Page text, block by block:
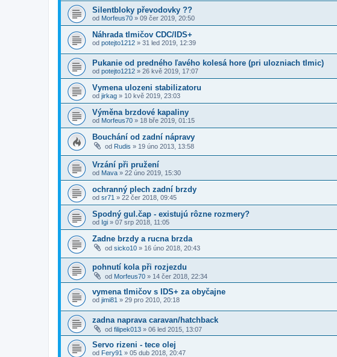
Silentbloky převodovky ??
od Morfeus70 » 09 čer 2019, 20:50
Náhrada tlmičov CDC/IDS+
od potejto1212 » 31 led 2019, 12:39
Pukanie od predného ľavého kolesá hore (pri ulozniach tlmic)
od potejto1212 » 26 kvě 2019, 17:07
Vymena ulozeni stabilizatoru
od jirkag » 10 kvě 2019, 23:03
Výměna brzdové kapaliny
od Morfeus70 » 18 bře 2019, 01:15
Bouchání od zadní nápravy
od Rudis » 19 úno 2013, 13:58
Vrzání při pružení
od Mava » 22 úno 2019, 15:30
ochranný plech zadní brzdy
od sr71 » 22 čer 2018, 09:45
Spodný gul.čap - existujú rôzne rozmery?
od Igi » 07 srp 2018, 11:05
Zadne brzdy a rucna brzda
od sicko10 » 16 úno 2018, 20:43
pohnutí kola při rozjezdu
od Morfeus70 » 14 čer 2018, 22:34
vymena tlmičov s IDS+ za obyčajne
od jimi81 » 29 pro 2010, 20:18
zadna naprava caravan/hatchback
od filipek013 » 06 led 2015, 13:07
Servo rizeni - tece olej
od Fery91 » 05 dub 2018, 20:47